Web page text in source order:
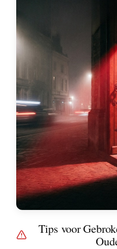
Tips voor